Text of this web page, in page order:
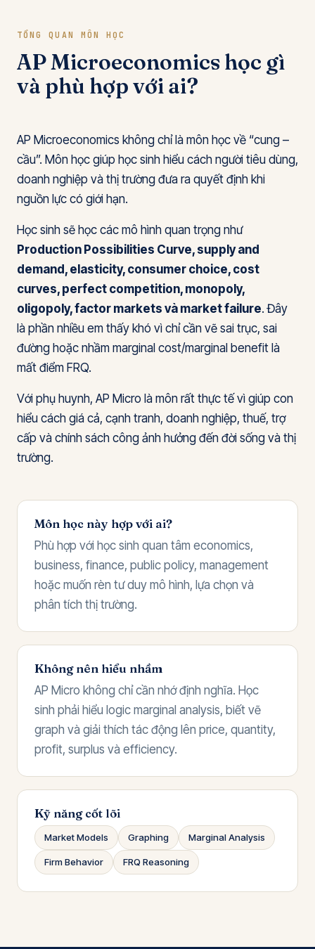
TỔNG QUAN MÔN HỌC
AP Microeconomics học gì
và phù hợp với ai?
AP Microeconomics không chỉ là môn học về “cung –
cầu”. Môn học giúp học sinh hiểu cách người tiêu dùng,
doanh nghiệp và thị trường đưa ra quyết định khi
nguồn lực có giới hạn.
Học sinh sẽ học các mô hình quan trọng như
Production Possibilities Curve, supply and
demand, elasticity, consumer choice, cost
curves, perfect competition, monopoly,
oligopoly, factor markets và market failure. Đây
là phần nhiều em thấy khó vì chỉ cần vẽ sai trục, sai
đường hoặc nhầm marginal cost/marginal benefit là
mất điểm FRQ.
Với phụ huynh, AP Micro là môn rất thực tế vì giúp con
hiểu cách giá cả, cạnh tranh, doanh nghiệp, thuế, trợ
cấp và chính sách công ảnh hưởng đến đời sống và thị
trường.
Môn học này hợp với ai?
Phù hợp với học sinh quan tâm economics,
business, finance, public policy, management
hoặc muốn rèn tư duy mô hình, lựa chọn và
phân tích thị trường.
Không nên hiểu nhầm
AP Micro không chỉ cần nhớ định nghĩa. Học
sinh phải hiểu logic marginal analysis, biết vẽ
graph và giải thích tác động lên price, quantity,
profit, surplus và efficiency.
Kỹ năng cốt lõi
Market Models Graphing Marginal Analysis
Firm Behavior FRQ Reasoning